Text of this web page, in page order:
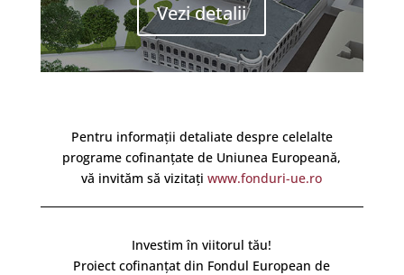
Vezi detalii
Pentru informații detaliate despre celelalte
programe cofinanțate de Uniunea Europeană,
vă invităm să vizitațiwww.fonduri-ue.ro
Investim în viitorul tău!
Proiect cofinanțat din Fondul European de